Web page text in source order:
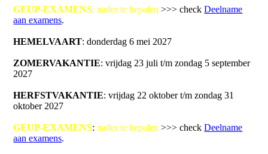
GEUP-EXAMENS: nader te bepalen>>> checkDeelname
aan examens.
HEMELVAART: donderdag 6 mei 2027
ZOMERVAKANTIE: vrijdag 23 juli t/m zondag 5 september
2027
HERFSTVAKANTIE: vrijdag 22 oktober t/m zondag 31
oktober 2027
GEUP-EXAMENS:nader te bepalen >>> checkDeelname
aan examens.